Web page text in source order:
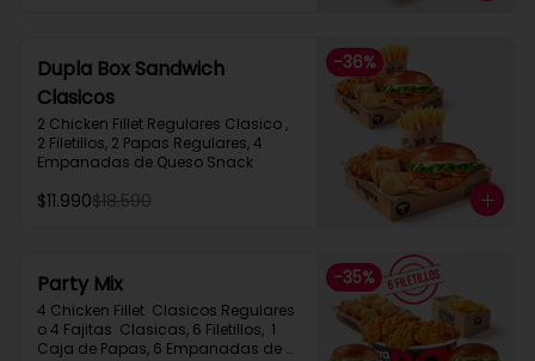
-36%
Dupla Box Sandwich
Clasicos
2 Chicken Fillet Regulares Clasico ,
2 Filetillos, 2 Papas Regulares, 4
Empanadas de Queso Snack
$11.990$18.590
-35%
Party Mix
4 Chicken Fillet  Clasicos Regulares
o 4 Fajitas  Clasicas, 6 Filetillos,  1
Caja de Papas, 6 Empanadas de